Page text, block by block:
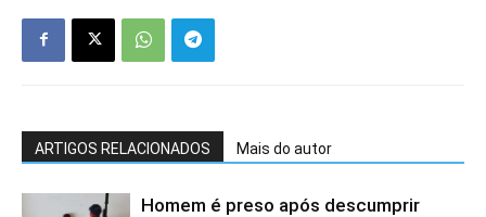
ARTIGOS RELACIONADOS Mais do autor
Homem é preso após descumprir